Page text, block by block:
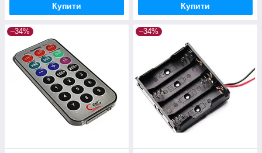
Купити Купити
–34% –34%